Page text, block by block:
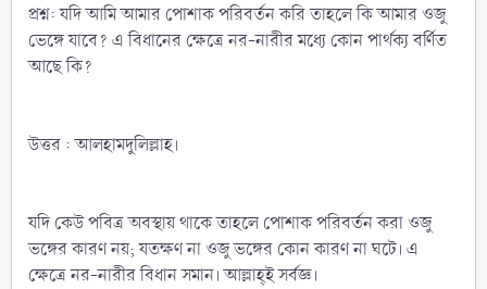
প্রশ্ন: যদি আমি আমার পোশাক পরিবর্তন করি তাহলে কি আমার ওজু
ভেঙ্গে যাবে? এ বিধানের ক্ষেত্রে নর-নারীর মধ্যে কোন পার্থক্য বর্ণিত
আছে কি?
উত্তর : আলহামদুলিল্লাহ।
যদি কেউ পবিত্র অবস্থায় থাকে তাহলে পোশাক পরিবর্তন করা ওজু
ভঙ্গের কারণ নয়; যতক্ষণ না ওজু ভঙ্গের কোন কারণ না ঘটে। এ
ক্ষেত্রে নর-নারীর বিধান সমান। আল্লাহ্‌ই সর্বজ্ঞ।